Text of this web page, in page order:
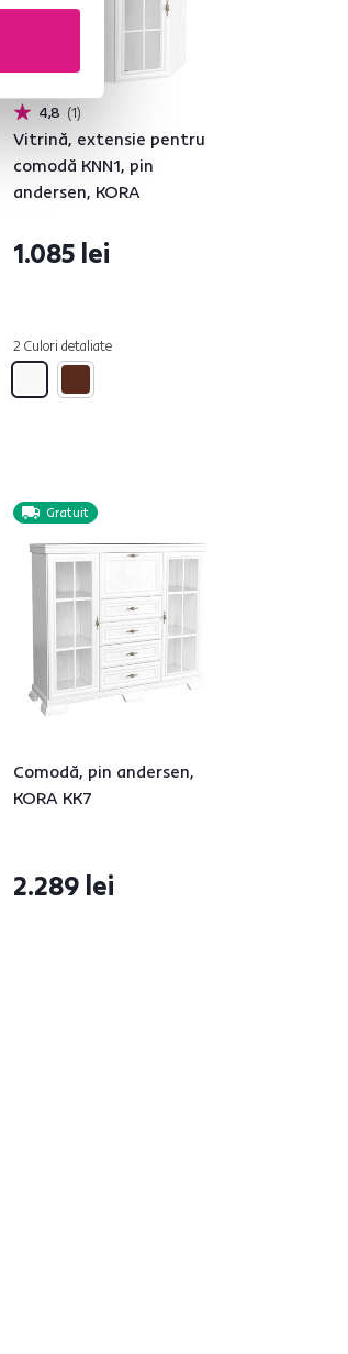
4,8 1
Vitrină, extensie pentru
comodă KNN1, pin
andersen, KORA
1.085 lei
2 Culori detaliate
Gratuit
Comodă, pin andersen,
KORA KK7
2.289 lei